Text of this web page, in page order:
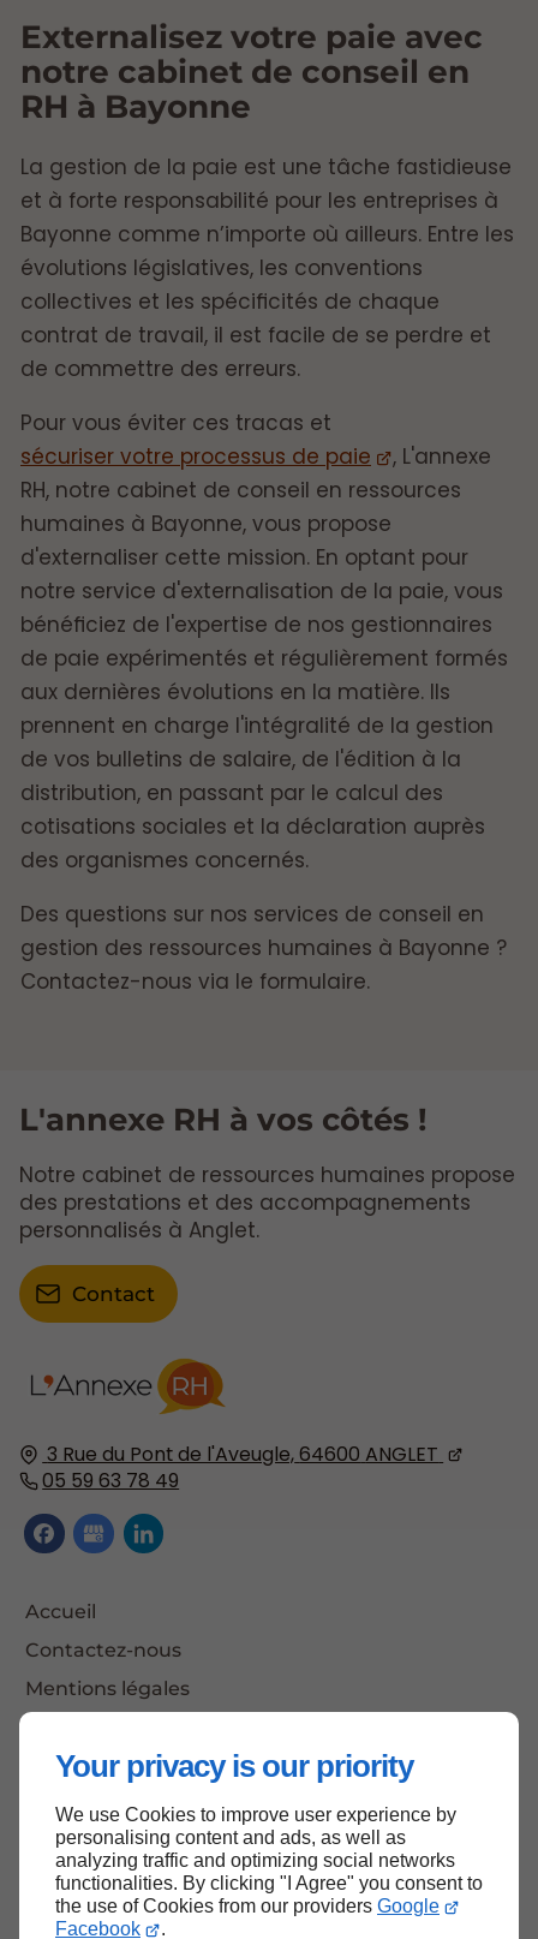
Your privacy is our priority
We use Cookies to improve user experience by
personalising content and ads, as well as
analyzing traffic and optimizing social networks
functionalities. By clicking "I Agree" you consent to
the use of Cookies from our providers Google
Facebook
.
Externalisez votre paie avec
notre cabinet de conseil en
RH à Bayonne
La gestion de la paie est une tâche fastidieuse
et à forte responsabilité pour les entreprises à
Bayonne comme n’importe où ailleurs. Entre les
évolutions législatives, les conventions
collectives et les spécificités de chaque
contrat de travail, il est facile de se perdre et
de commettre des erreurs.
Pour vous éviter ces tracas et
sécuriser votre processus de paie
, L'annexe
RH, notre cabinet de conseil en ressources
humaines à Bayonne, vous propose
d'externaliser cette mission. En optant pour
notre service d'externalisation de la paie, vous
bénéficiez de l'expertise de nos gestionnaires
de paie expérimentés et régulièrement formés
aux dernières évolutions en la matière. Ils
prennent en charge l'intégralité de la gestion
de vos bulletins de salaire, de l'édition à la
distribution, en passant par le calcul des
cotisations sociales et la déclaration auprès
des organismes concernés.
Des questions sur nos services de conseil en
gestion des ressources humaines à Bayonne ?
Contactez-nous via le formulaire.
3 Rue du Pont de l'Aveugle,64600 ANGLET
05 59 63 78 49
Accueil
Contactez-nous
Mentions légales
L'annexe RH à vos côtés !
Notre cabinet de ressources humaines propose
des prestations et des accompagnements
personnalisés à Anglet.
Contact
Haut de page